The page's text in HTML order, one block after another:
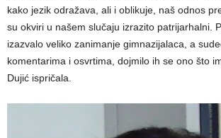
kako jezik odražava, ali i oblikuje, naš odnos
su okviri u našem slučaju izrazito patrijarhalni.
izazvalo veliko zanimanje gimnazijalaca, a
komentarima i osvrtima, dojmilo ih se ono što
Dujić ispričala.